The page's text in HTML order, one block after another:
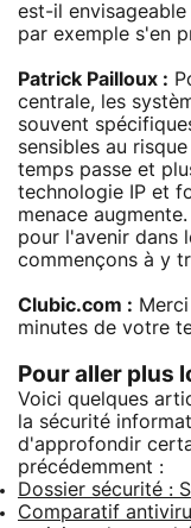
est-il
par exemple s'en
Patrick Pailloux :
centrale, les
souvent
sensibles au
temps passe et
technologie IP et
menace
pour l'avenir dans
commençons à y
Clubic.com :
minutes de votre
Pour aller plus
Voici quelques
la sécurité
d'approfondir
précédemment :
Dossier sécurité :
Comparatif